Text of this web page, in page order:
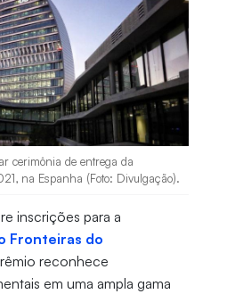
cerimônia de entrega da
na Espanha (Foto: Divulgação).
inscrições para a
Fronteiras do
reconhece
em uma ampla gama